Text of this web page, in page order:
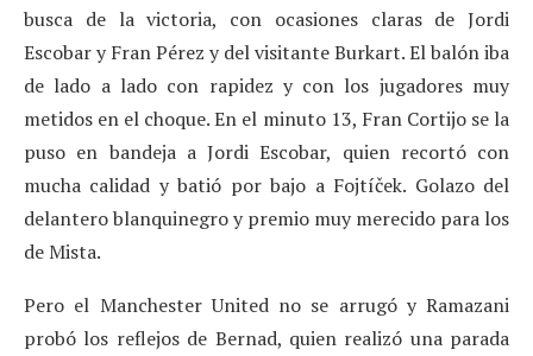
busca de la victoria, con ocasiones claras de Jordi
Escobar y Fran Pérez y del visitante Burkart. El balón iba
de lado a lado con rapidez y con los jugadores muy
metidos en el choque. En el minuto 13, Fran Cortijo se la
puso en bandeja a Jordi Escobar, quien recortó con
mucha calidad y batió por bajo a Fojtíček. Golazo del
delantero blanquinegro y premio muy merecido para los
de Mista.
Pero el Manchester United no se arrugó y Ramazani
probó los reflejos de Bernad, quien realizó una parada